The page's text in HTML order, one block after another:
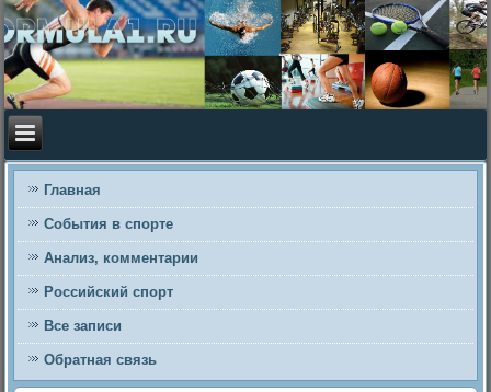
Главная
События в спорте
Анализ, комментарии
Российский спорт
Все записи
Обратная связь